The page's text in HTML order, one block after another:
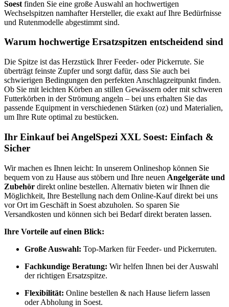
Soest finden Sie eine große Auswahl an hochwertigen
Wechselspitzen namhafter Hersteller, die exakt auf Ihre Bedürfnisse
und Rutenmodelle abgestimmt sind.
Warum hochwertige Ersatzspitzen entscheidend sind
Die Spitze ist das Herzstück Ihrer Feeder- oder Pickerrute. Sie
überträgt feinste Zupfer und sorgt dafür, dass Sie auch bei
schwierigen Bedingungen den perfekten Anschlagzeitpunkt finden.
Ob Sie mit leichten Körben an stillen Gewässern oder mit schweren
Futterkörben in der Strömung angeln – bei uns erhalten Sie das
passende Equipment in verschiedenen Stärken (oz) und Materialien,
um Ihre Rute optimal zu bestücken.
Ihr Einkauf bei AngelSpezi XXL Soest: Einfach &
Sicher
Wir machen es Ihnen leicht: In unserem Onlineshop können Sie
bequem von zu Hause aus stöbern und Ihre neuen Angelgeräte und
Zubehör direkt online bestellen. Alternativ bieten wir Ihnen die
Möglichkeit, Ihre Bestellung nach dem Online-Kauf direkt bei uns
vor Ort im Geschäft in Soest abzuholen. So sparen Sie
Versandkosten und können sich bei Bedarf direkt beraten lassen.
Ihre Vorteile auf einen Blick:
Große Auswahl: Top-Marken für Feeder- und Pickerruten.
Fachkundige Beratung: Wir helfen Ihnen bei der Auswahl
der richtigen Ersatzspitze.
Flexibilität: Online bestellen & nach Hause liefern lassen
oder Abholung in Soest.